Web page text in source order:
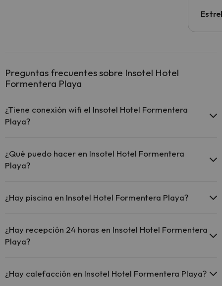
Preguntas frecuentes sobre Insotel Hotel
Formentera Playa
¿Tiene conexión wifi el Insotel Hotel Formentera
Playa?
zonas comunes.
El Insotel Hotel Formentera Playa ofrece Wi-Fi de pago.
¿Qué puedo hacer en Insotel Hotel Formentera
Playa?
actividades (algunas pueden ser de pago).
¿Hay piscina en Insotel Hotel Formentera Playa?
ser de pago) Aquí tienes más info sobre la piscina y otras
instalaciones.
¿Hay recepción 24 horas en Insotel Hotel Formentera
Playa?
¿Hay calefacción en Insotel Hotel Formentera Playa?